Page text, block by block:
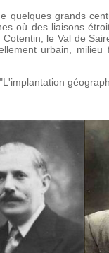
quelques grands
où des liaisons
le Val de
urbain,